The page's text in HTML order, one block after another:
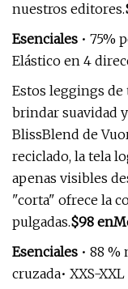
nuestros editores.
Esenciales • 75%
Elástico en 4
Estos leggings de
brindar suavidad
BlissBlend de
reciclado, la tela
apenas visibles
"corta" ofrece la
pulgadas.$98 en
Esenciales • 88
cruzada• XXS-XXL